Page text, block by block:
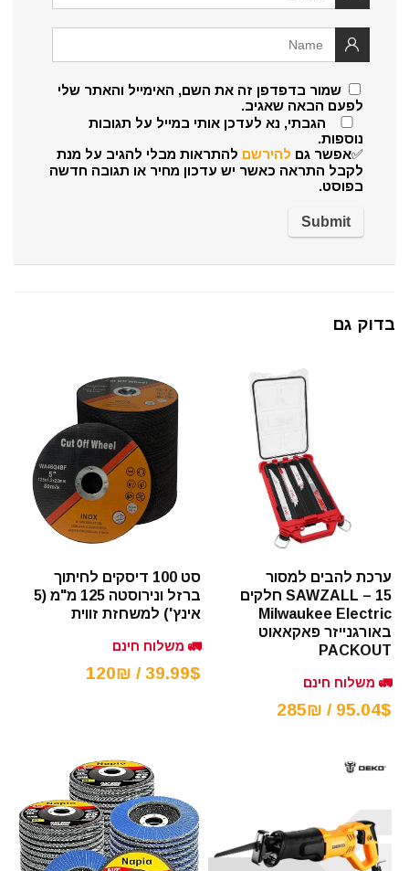
שמור בדפדפן זה את השם, האימייל והאתר שלי
לפעם הבאה שאגיב.
הגבתי, נא לעדכן אותי במייל על תגובות
נוספות.
✅אפשר גם להירשם להתראות מבלי להגיב על מנת
לקבל התראה כאשר יש עדכון מחיר או תגובה חדשה
בפוסט.
בדוק גם
ערכת להבים למסור
SAWZALL – 15 חלקים
Milwaukee Electric
באורגנייזר פאקאאוט
PACKOUT
🚛 משלוח חינם
95.04$ / 285₪
סט 100 דיסקים לחיתוך
ברזל ונירוסטה 125 מ"מ (5
אינץ') למשחזת זווית
🚛 משלוח חינם
39.99$ / 120₪